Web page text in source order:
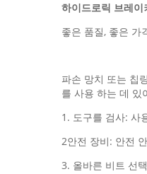
하이드로릭 브레
좋은 품질, 좋은 가
파손 망치 또는 칩
를 사용 하는 데 있
1. 도구를 검사: 사
2안전 장비: 안전
3. 올바른 비트 선